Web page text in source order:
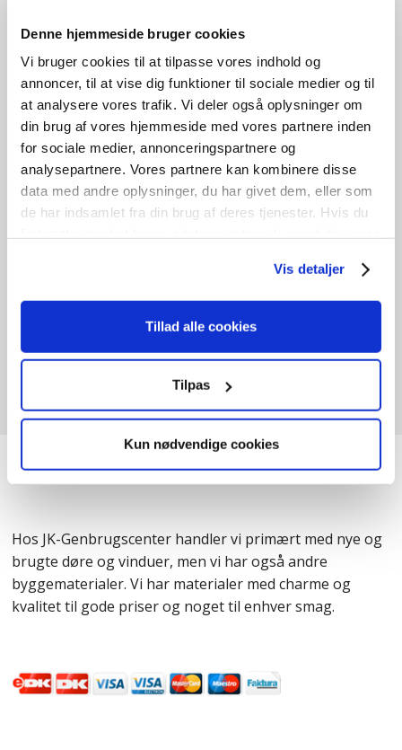
Denne hjemmeside bruger cookies
Vi bruger cookies til at tilpasse vores indhold og
annoncer, til at vise dig funktioner til sociale medier og til
at analysere vores trafik. Vi deler også oplysninger om
din brug af vores hjemmeside med vores partnere inden
for sociale medier, annonceringspartnere og
analysepartnere. Vores partnere kan kombinere disse
data med andre oplysninger, du har givet dem, eller som
de har indsamlet fra din brug af deres tjenester. Hvis du
Vis detaljer
Tillad alle cookies
Tilpas
Kun nødvendige cookies
Fyldningsdør
kr.600,00
81cm /H198cm1stk. på lager
JK-Genbrugscenter
Hos JK-Genbrugscenter handler vi primært med nye og
brugte døre og vinduer, men vi har også andre
byggematerialer. Vi har materialer med charme og
kvalitet til gode priser og noget til enhver smag.